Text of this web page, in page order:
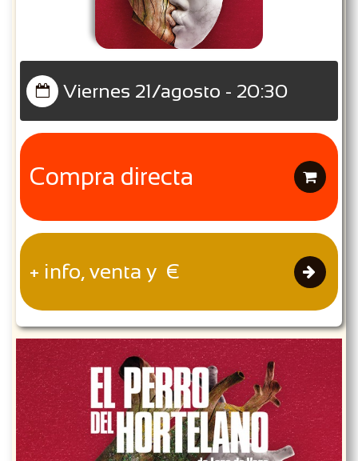
Viernes 21/agosto - 20:30

Compra directa 
+ info, venta y € 